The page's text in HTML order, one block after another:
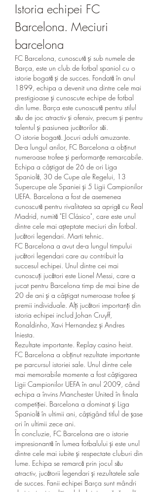
Istoria echipei FC
Barcelona. Meciuri
barcelona
FC Barcelona, cunoscută și sub numele de
Barça, este un club de fotbal spaniol cu o
istorie bogată și de succes. Fondată în anul
1899, echipa a devenit una dintre cele mai
prestigioase și cunoscute echipe de fotbal
din lume. Barça este cunoscută pentru stilul
său de joc atractiv și ofensiv, precum și pentru
talentul și pasiunea jucătorilor săi.
O istorie bogată. Jocuri adulti amuzante.
De-a lungul anilor, FC Barcelona a obținut
numeroase trofee și performanțe remarcabile.
Echipa a câștigat de 26 de ori Liga
Spaniolă, 30 de Cupe ale Regelui, 13
Supercupe ale Spaniei și 5 Ligii Campionilor
UEFA. Barcelona a fost de asemenea
cunoscută pentru rivalitatea sa aprigă cu Real
Madrid, numită "El Clásico", care este unul
dintre cele mai așteptate meciuri din fotbal.
Jucători legendari. Marti tehnic.
FC Barcelona a avut de-a lungul timpului
jucători legendari care au contribuit la
succesul echipei. Unul dintre cei mai
cunoscuți jucători este Lionel Messi, care a
jucat pentru Barcelona timp de mai bine de
20 de ani și a câștigat numeroase trofee și
premii individuale. Alți jucători importanți din
istoria echipei includ Johan Cruyff,
Ronaldinho, Xavi Hernandez și Andres
Iniesta.
Rezultate importante. Replay casino heist.
FC Barcelona a obținut rezultate importante
pe parcursul istoriei sale. Unul dintre cele
mai memorabile momente a fost câștigarea
Ligii Campionilor UEFA în anul 2009, când
echipa a învins Manchester United în finala
competiției. Barcelona a dominat și Liga
Spaniolă în ultimii ani, câștigând titlul de șase
ori în ultimii zece ani.
În concluzie, FC Barcelona are o istorie
impresionantă în lumea fotbalului și este unul
dintre cele mai iubite și respectate cluburi din
lume. Echipa se remarcă prin jocul său
atractiv, jucătorii legendari și rezultatele sale
de succes. Fanii echipei Barça sunt mândri